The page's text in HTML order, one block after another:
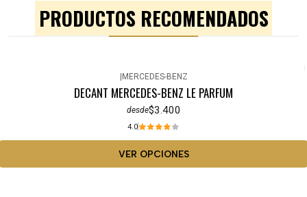
PRODUCTOS RECOMENDADOS
MERCEDES-BENZ
DECANT MERCEDES-BENZ LE PARFUM
desde$3.400
4.0
VER OPCIONES